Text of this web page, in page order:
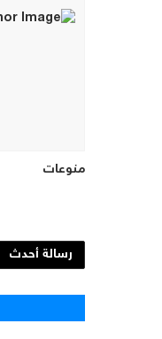
منوعات
رسالة أحدث